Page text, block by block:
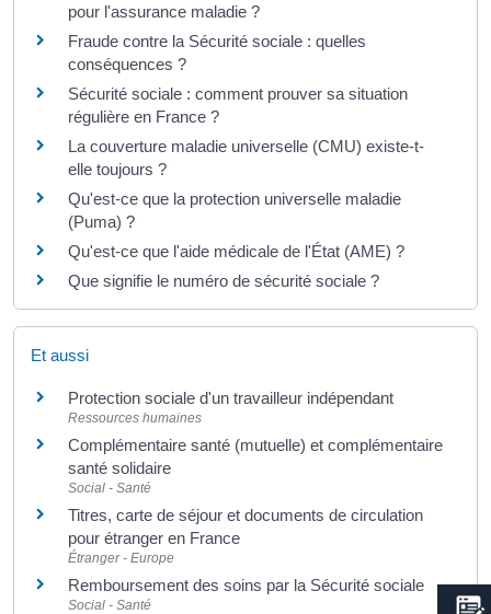
pour l'assurance maladie ?
Fraude contre la Sécurité sociale : quelles
conséquences ?
Sécurité sociale : comment prouver sa situation
régulière en France ?
La couverture maladie universelle (CMU) existe-t-
elle toujours ?
Qu'est-ce que la protection universelle maladie
(Puma) ?
Qu'est-ce que l'aide médicale de l'État (AME) ?
Que signifie le numéro de sécurité sociale ?
Et aussi
Protection sociale d'un travailleur indépendant
Ressources humaines
Complémentaire santé (mutuelle) et complémentaire
santé solidaire
Social - Santé
Titres, carte de séjour et documents de circulation
pour étranger en France
Étranger - Europe
Remboursement des soins par la Sécurité sociale
Social - Santé